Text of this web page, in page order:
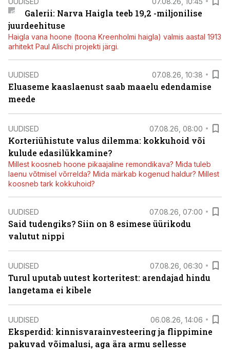
Galerii: Narva Haigla teeb 19,2 -miljonilise
juurdeehituse
Haigla vana hoone (toona Kreenholmi haigla) valmis aastal 1913
arhitekt Paul Alischi projekti järgi.
UUDISED 07.08.26, 10:38
Eluaseme kaaslaenust saab maaelu edendamise
meede
UUDISED 07.08.26, 08:00
Korteriühistute valus dilemma: kokkuhoid või
kulude edasilükkamine?
Millest koosneb hoone pikaajaline remondikava? Mida tuleb
laenu võtmisel võrrelda? Mida märkab kogenud haldur? Millest
koosneb tark kokkuhoid?
UUDISED 07.08.26, 07:00
Said tudengiks? Siin on 8 esimese üürikodu
valutut nippi
UUDISED 07.08.26, 06:30
Turul uputab uutest korteritest: arendajad hindu
langetama ei kibele
UUDISED 06.08.26, 14:06
Eksperdid: kinnisvarainvesteering ja flippimine
pakuvad võimalusi, aga ära armu sellesse